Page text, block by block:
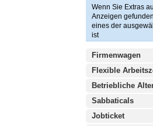
Wenn Sie Extras
Anzeigen
eines der
ist
Firmenwagen
Flexible
Betriebliche
Sabbaticals
Jobticket